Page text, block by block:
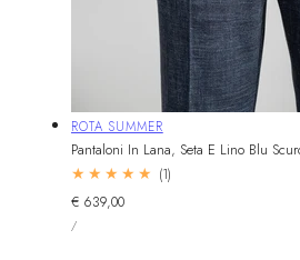
Fornitore:
ROTA SUMMER
Pantaloni In Lana, Seta E Lino Blu
(1)1
Prezzo
normale
€ 639,00
PREZZO
UNITARIO
/PER